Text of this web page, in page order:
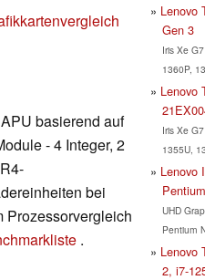
basierend auf
- 4 Integer, 2
bei
Prozessorvergleich
.
Lenovo
Gen 3
Iris Xe
1360P,
Lenovo
Iris Xe
1355U,
Lenovo
UHD
Pentium
Lenovo
2, i7-